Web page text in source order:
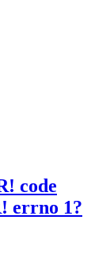
code
errno 1?